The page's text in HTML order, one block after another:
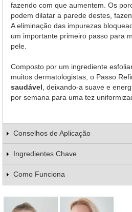
fazendo com que aumentem. Os
podem dilatar a parede destes,
A eliminação das impurezas
um importante primeiro passo para
pele.
Composto por um ingrediente
muitos dermatologistas, o Passo
saudável , deixando-a suave e
por semana para uma tez
Conselhos de Aplicação
Ingredientes Chave
Como Funciona